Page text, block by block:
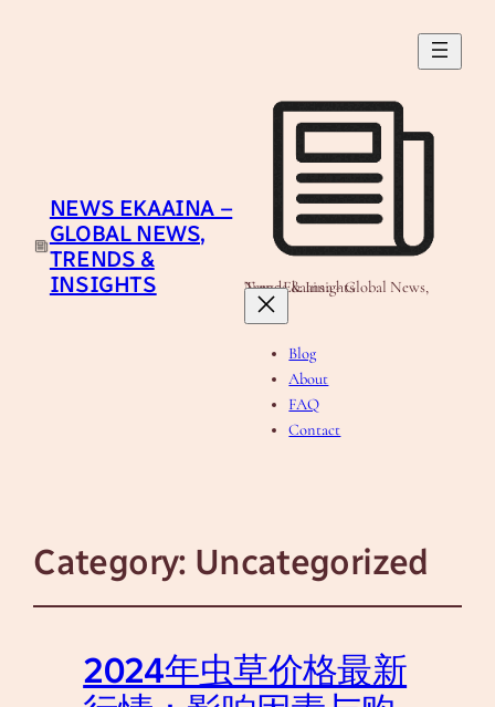
NEWS EKAAINA –
GLOBAL NEWS,
TRENDS &
INSIGHTS
News Ekaaina - Global News, Trends & Insights
Blog
About
FAQ
Contact
Category: Uncategorized
2024年虫草价格最新